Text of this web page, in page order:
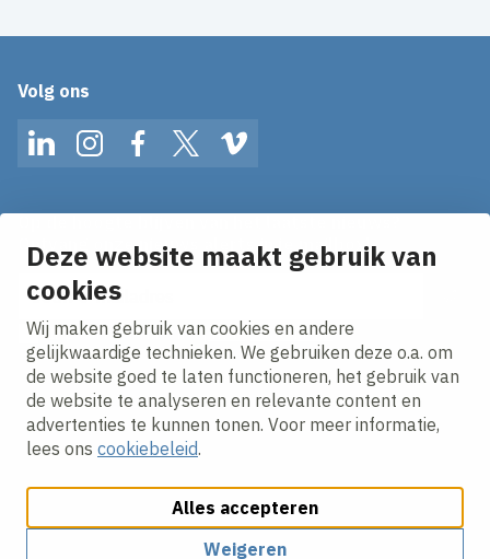
Deze website maakt gebruik van
cookies
Wij maken gebruik van cookies en andere
gelijkwaardige technieken. We gebruiken deze o.a. om
de website goed te laten functioneren, het gebruik van
de website te analyseren en relevante content en
advertenties te kunnen tonen. Voor meer informatie,
lees ons cookiebeleid.
Alles accepteren
Weigeren
Volg ons
LinkedInInstagramFacebookTwitterVimeo
Ontvang onze nieuws alerts in je mailbox!
E-mailadres
Ik ga akkoord met hetprivacy statement.
Cookies aanpassenCookie beleidPrivacy policy
Algemene inkoopvoorwaarden